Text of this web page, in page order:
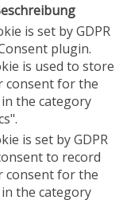
is set by GDPR
plugin.
is used to store
consent for the
the category
is set by GDPR
to record
consent for the
the category